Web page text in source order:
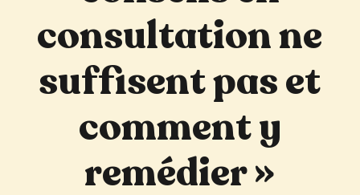
consultation ne
suffisent pas et
comment y
remédier »